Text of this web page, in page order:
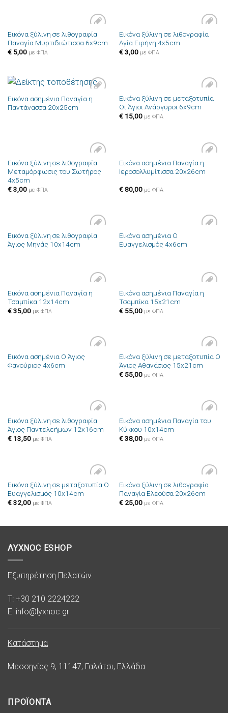
Πρόσθήκη
στην λίστα
Εικόνα ξύλινη σε λιθογραφία
Παναγία Μυρτιδιώτισσα 6x9cm
€5,00 με ΦΠΑ
Πρόσθήκη
Εικόνα ξύλινη σε λιθογραφία
Αγία Ειρήνη 4x5cm
€3,00 με ΦΠΑ
Πρόσθήκη
στην λίστα
Εικόνα ασημένια Παναγία η
Παντάνασσα 20x25cm
Πρόσθήκη
στην λίστα
Εικόνα ξύλινη σε μεταξοτυπία
Οι Άγιοι Ανάργυροι 6x9cm
€15,00 με ΦΠΑ
Πρόσθήκη
στην λίστα
Εικόνα ξύλινη σε λιθογραφία
Μεταμόρφωσις του Σωτήρος
4x5cm
€3,00 με ΦΠΑ
Πρόσθήκη
στην λίστα
Εικόνα ασημένια Παναγία η
Ιεροσολλυμίτισσα 20x26cm
€80,00 με ΦΠΑ
Πρόσθήκη
στην λίστα
Εικόνα ξύλινη σε λιθογραφία
Άγιος Μηνάς 10x14cm
στην λίστα
Εικόνα ασημένια Ο
Ευαγγελισμός 4x6cm
Πρόσθήκη
Εικόνα ασημένια Παναγία η
Τσαμπίκα 12x14cm
€35,00 με ΦΠΑ
Πρόσθήκη
Εικόνα ασημένια Παναγία η
Τσαμπίκα 15x21cm
€55,00 με ΦΠΑ
Πρόσθήκη
Εικόνα ασημένια Ο Άγιος
Φανούριος 4x6cm
Πρόσθήκη
στην λίστα
Εικόνα ξύλινη σε μεταξοτυπία Ο
Άγιος Αθανάσιος 15x21cm
€55,00 με ΦΠΑ
Πρόσθήκη
στην λίστα
Εικόνα ξύλινη σε λιθογραφία
Άγιος Παντελεήμων 12x16cm
€13,50 με ΦΠΑ
Πρόσθήκη
Εικόνα ασημένια Παναγία του
Κύκκου 10x14cm
€38,00 με ΦΠΑ
Πρόσθήκη
στην λίστα
Εικόνα ξύλινη σε μεταξοτυπία Ο
Ευαγγελισμός 10x14cm
€32,00 με ΦΠΑ
Πρόσθήκη
στην λίστα
Εικόνα ξύλινη σε λιθογραφία
Παναγία Ελεούσα 20x26cm
€25,00 με ΦΠΑ
ΛΥΧΝΟC ESHOP
Εξυπηρέτηση Πελατών
T: +30 210 2224222
E: info@lyxnoc.gr
Κατάστημα
Μεσσηνίας 9, 11147, Γαλάτσι, Ελλάδα
ΠΡΟΪΟΝΤΑ